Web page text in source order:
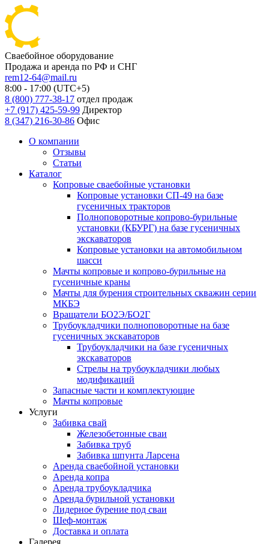
Сваебойное оборудование
Продажа и аренда по РФ и СНГ
rem12-64@mail.ru
8:00 - 17:00 (UTC+5)
8 (800) 777-38-17 отдел продаж
+7 (917) 425-59-99 Директор
8 (347) 216-30-86 Офис
О компании
Отзывы
Статьи
Каталог
Копровые сваебойные установки
Копровые установки СП-49 на базе
гусеничных тракторов
Полноповоротные копрово-бурильные
установки (КБУРГ) на базе гусеничных
экскаваторов
Копровые установки на автомобильном
шасси
Мачты копровые и копрово-бурильные на
гусеничные краны
Мачты для бурения строительных скважин серии
МКБЭ
Вращатели БО2Э/БО2Г
Трубоукладчики полноповоротные на базе
гусеничных экскаваторов
Трубоукладчики на базе гусеничных
экскаваторов
Стрелы на трубоукладчики любых
модификаций
Запасные части и комплектующие
Мачты копровые
Услуги
Забивка свай
Железобетонные сваи
Забивка труб
Забивка шпунта Ларсена
Аренда сваебойной установки
Аренда копра
Аренда трубоукладчика
Аренда бурильной установки
Лидерное бурение под сваи
Шеф-монтаж
Доставка и оплата
Галерея